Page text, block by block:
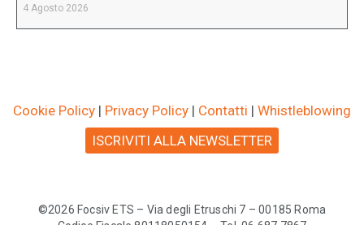
4 Agosto 2026
Cookie Policy | Privacy Policy | Contatti | Whistleblowing
ISCRIVITI ALLA NEWSLETTER
©2026 Focsiv ETS – Via degli Etruschi 7 – 00185 Roma